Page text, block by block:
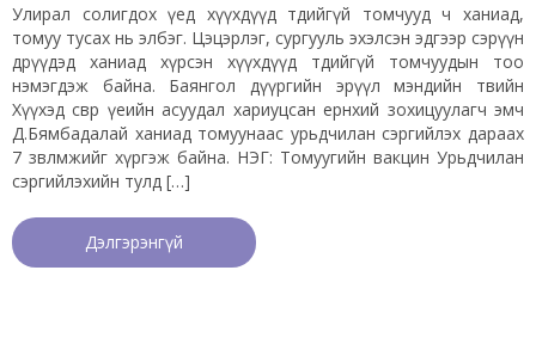
Улирал солигдох үед хүүхдүүд төдийгүй томчууд ч ханиад,
томуу тусах нь элбэг. Цэцэрлэг, сургууль эхэлсэн эдгээр сэрүүн
өдрүүдэд ханиад хүрсэн хүүхдүүд төдийгүй томчуудын тоо
нэмэгдэж байна. Баянгол дүүргийн эрүүл мэндийн төвийн
Хүүхэд өсвөр үеийн асуудал хариуцсан ерөнхий зохицуулагч эмч
Д.Бямбадалай ханиад томуунаас урьдчилан сэргийлэх дараах
7 зөвлөмжийг хүргэж байна. НЭГ: Томуугийн вакцин Урьдчилан
сэргийлэхийн тулд […]
Дэлгэрэнгүй